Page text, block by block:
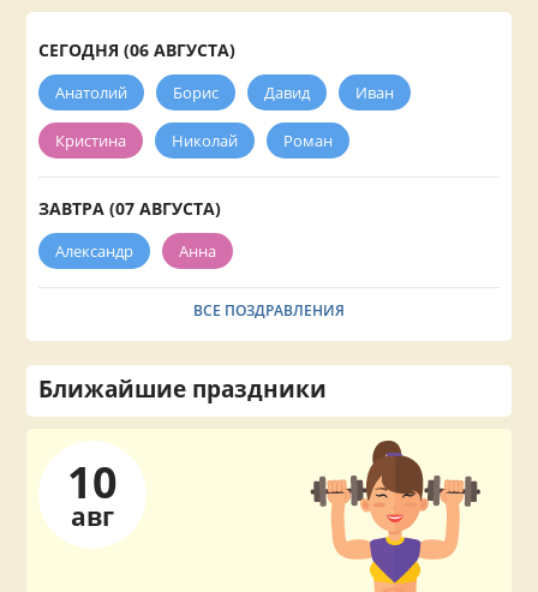
СЕГОДНЯ (06 АВГУСТА)
Анатолий Борис Давид Иван
Кристина Николай Роман
ЗАВТРА (07 АВГУСТА)
Александр Анна
ВСЕ ПОЗДРАВЛЕНИЯ
Ближайшие праздники
10
авг